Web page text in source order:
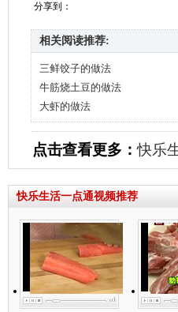
分享到：
相关阅读推荐:
三鲜饺子的做法
牛筋烧土豆的做法
大虾的做法
点击查看更多：快乐
快乐生活一点通视频推荐